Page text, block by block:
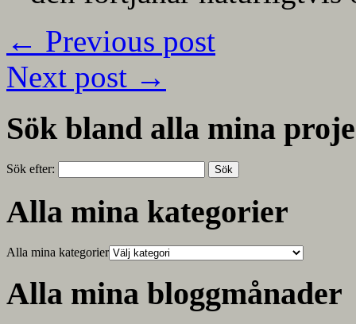
← Previous post
Next post →
Sök bland alla mina
Sök efter:
Alla mina kategorier
Alla mina kategorier
Alla mina bloggmånader